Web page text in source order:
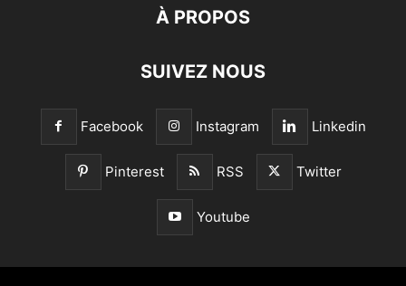
À PROPOS
SUIVEZ NOUS
Facebook Instagram Linkedin
Pinterest RSS Twitter
Youtube